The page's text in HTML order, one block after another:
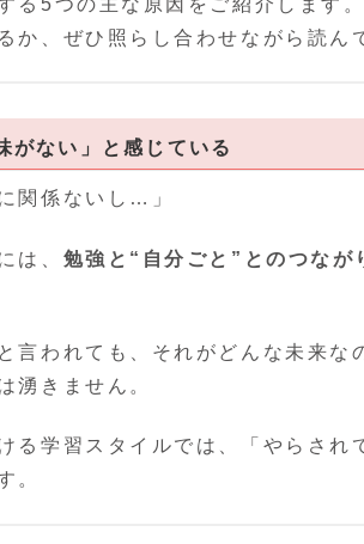
か、ぜひ照らし合わせながら読ん
がない」と感じている
関係ないし…」
は、 勉強と“自分ごと”とのつなが
言われても、それがどんな未来な
湧きません。
る学習スタイルでは、「やらされ
。